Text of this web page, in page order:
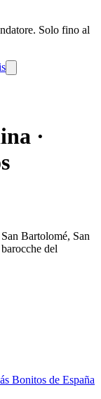
Solo fino al
·
Bartolomé, San
del
Bonitos de España